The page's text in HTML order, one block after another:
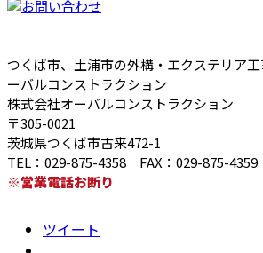
つくば市、土浦市の外構・エクステリア
ーバルコンストラクション
株式会社オーバルコンストラクション
〒305-0021
茨城県つくば市古来472-1
TEL：029-875-4358 FAX：029-875-4359
※営業電話お断り
ツイート